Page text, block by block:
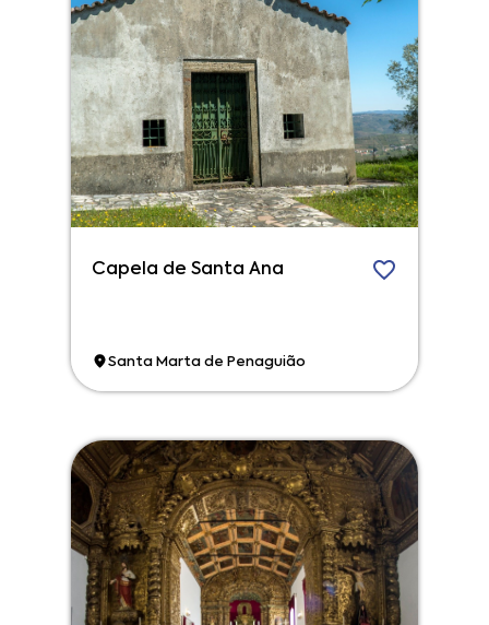
Capela de Santa Ana
Santa Marta de Penaguião